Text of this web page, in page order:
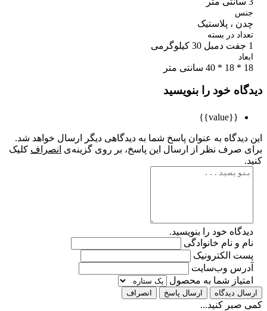
، پلاستیک
در بسته
خود را بنویسید
به عنوان پاسخ شما به دیدگاهی دیگر ارسال خواهد شد.
صرف نظر از ارسال این پاسخ، بر روی گزینه‌ی انصرافکلیک
خود را بنویسید.
و نام خانوادگی
الکترونیک
وب‌سایت
شما به محصول
دیدگاه ارسال پاسخ انصراف
کنید...